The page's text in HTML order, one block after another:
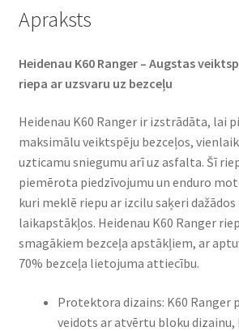
Apraksts
Heidenau K60 Ranger – Augstas
riepa ar uzsvaru uz bezceļu
Heidenau K60 Ranger ir izstrādāta, lai
maksimālu veiktspēju bezceļos,
uzticamu sniegumu arī uz asfalta. Šī
piemērota piedzīvojumu un enduro
kuri meklē riepu ar izcilu saķeri
laikapstākļos. Heidenau K60 Ranger
smagākiem bezceļa apstākļiem, ar
70% bezceļa lietojuma attiecību.
Protektora dizains: K60 Ranger
veidots ar atvērtu bloku dizainu,